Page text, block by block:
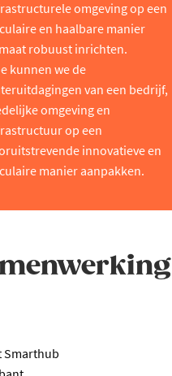
omgeving op een
en haalbare manier
robuust inrichten.
kunnen we de
van een bedrijf,
omgeving en
op een
innovatieve en
manier aanpakken.